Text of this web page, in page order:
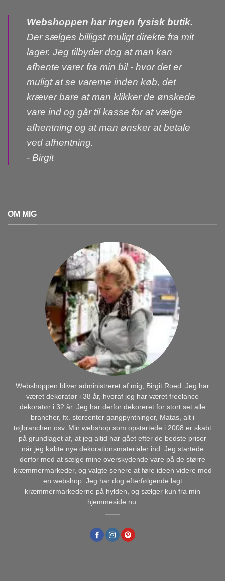
Webshoppen har ingen fysisk butik.
Der sælges billigst muligt direkte fra mit
lager. Jeg tilbyder dog at man kan
afhente varer fra min bil - hvor det er
muligt at se varerne inden køb, det
kræver bare at man klikker de ønskede
vare ind og går til kasse for at vælge
afhentning og at man ønsker at betale
ved afhentning.
- Birgit
OM MIG
Webshoppen bliver administreret af mig, Birgit Roed. Jeg har
været dekoratør i 38 år, hvoraf jeg har været freelance
dekoratør i 32 år. Jeg har derfor dekoreret for stort set alle
brancher, fx. storcenter gangpyntninger, Matas, alt i
tøjbranchen osv. Min webshop som opstartede i 2008 er skabt
på grundlaget af, at jeg altid har gået efter de bedste priser
når jeg købte nye dekorationsmaterialer ind. Jeg startede
derfor med at sælge mine overskydende vare på de større
kræmmermarkeder, og valgte senere at føre ideen videre med
en webshop. Jeg har dog efterfølgende lagt
kræmmermarkederne på hylden, og sælger kun fra min
hjemmeside nu.